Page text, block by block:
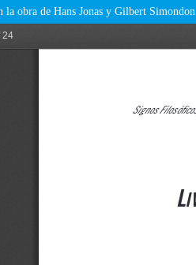
la obra de Hans Jonas y Gilbert Simondon